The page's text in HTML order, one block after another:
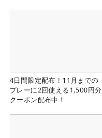
4日間限定配布！11月までの
プレーに2回使える1,500円分
クーポン配布中！